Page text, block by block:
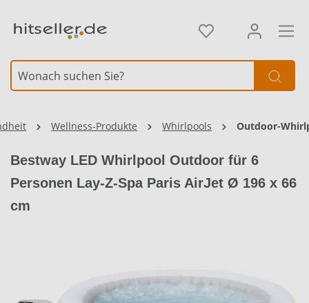
Wellness-Produkte Whirlpools Outdoor-
Bestway LED Whirlpool Outdoor für 6
Personen Lay-Z-Spa Paris AirJet Ø 196 x 66
cm